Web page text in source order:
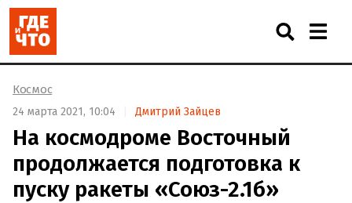
Космос
24 марта 2021, 10:04 Дмитрий Зайцев
На космодроме Восточный
продолжается подготовка к
пуску ракеты «Союз-2.1б»